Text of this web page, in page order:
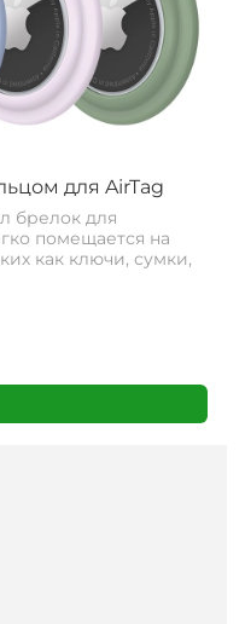
для AirTag
брелок для
помещается на
как ключи, сумки,